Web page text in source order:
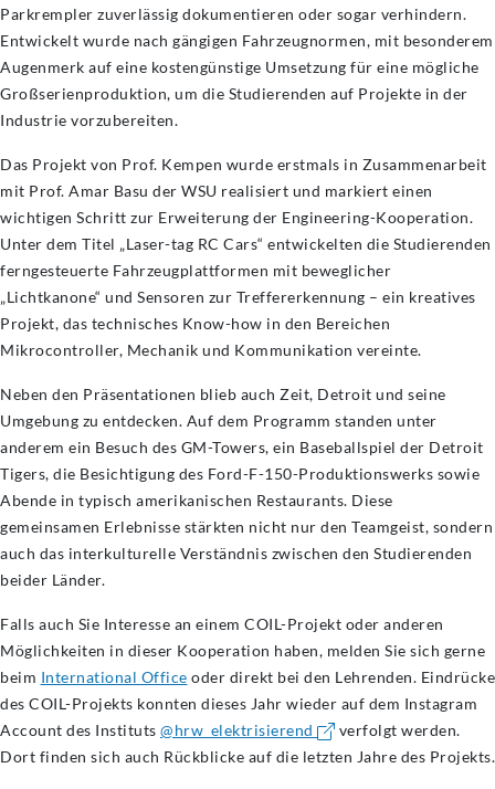
Parkrempler zuverlässig dokumentieren oder sogar verhindern.
Entwickelt wurde nach gängigen Fahrzeugnormen, mit besonderem
Augenmerk auf eine kostengünstige Umsetzung für eine mögliche
Großserienproduktion, um die Studierenden auf Projekte in der
Industrie vorzubereiten.
Das Projekt von Prof. Kempen wurde erstmals in Zusammenarbeit
mit Prof. Amar Basu der WSU realisiert und markiert einen
wichtigen Schritt zur Erweiterung der Engineering-Kooperation.
Unter dem Titel „Laser-tag RC Cars“ entwickelten die Studierenden
ferngesteuerte Fahrzeugplattformen mit beweglicher
„Lichtkanone“ und Sensoren zur Treffererkennung – ein kreatives
Projekt, das technisches Know-how in den Bereichen
Mikrocontroller, Mechanik und Kommunikation vereinte.
Neben den Präsentationen blieb auch Zeit, Detroit und seine
Umgebung zu entdecken. Auf dem Programm standen unter
anderem ein Besuch des GM-Towers, ein Baseballspiel der Detroit
Tigers, die Besichtigung des Ford-F-150-Produktionswerks sowie
Abende in typisch amerikanischen Restaurants. Diese
gemeinsamen Erlebnisse stärkten nicht nur den Teamgeist, sondern
auch das interkulturelle Verständnis zwischen den Studierenden
beider Länder.
Falls auch Sie Interesse an einem COIL-Projekt oder anderen
Möglichkeiten in dieser Kooperation haben, melden Sie sich gerne
beim International Office oder direkt bei den Lehrenden. Eindrücke
des COIL-Projekts konnten dieses Jahr wieder auf dem Instagram
Account des Instituts @hrw_elektrisierend
verfolgt werden.
Dort finden sich auch Rückblicke auf die letzten Jahre des Projekts.